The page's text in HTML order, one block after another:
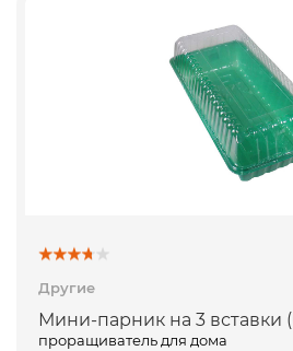
Другие
Мини-парник на 3 вставки
проращиватель для дома